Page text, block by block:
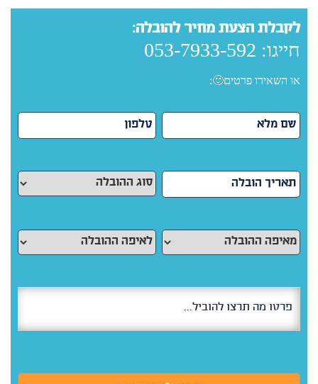
לקבלת הצעת מחיר להובלה:
חייגו: 053-7933-592
או השאירו פרטים🙂: